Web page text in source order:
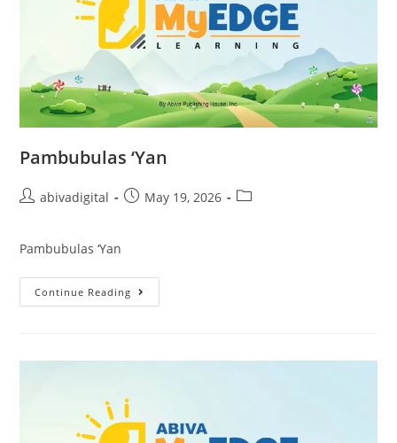
Pambubulas ‘Yan
abivadigital May 19, 2026
Pambubulas ‘Yan
Continue Reading